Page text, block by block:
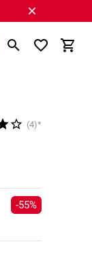
(4)*
-55%